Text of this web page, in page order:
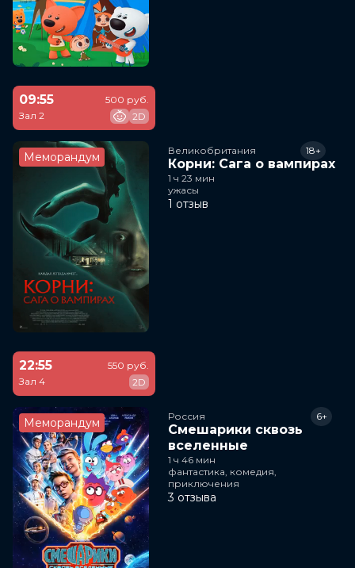
09:55
Зал 2
500 руб.
2D
Меморандум Великобритания
Корни: Сага о вампирах
18+
1 ч 23 мин
ужасы
1 отзыв
22:55
Зал 4
550 руб.
2D
Меморандум Россия
Смешарики сквозь
вселенные
6+
1 ч 46 мин
фантастика, комедия,
приключения
3 отзыва